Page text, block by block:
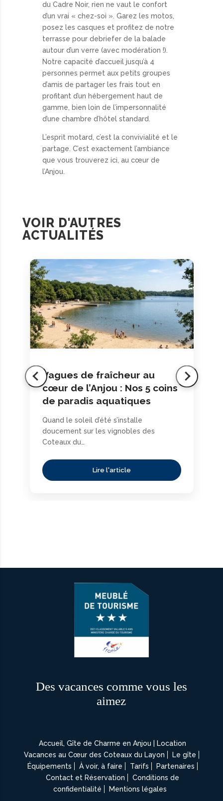
du Cadre Noir, rien ne vaut le confort
d’un vrai « chez-soi ». Garez les motos,
posez les casques et profitez de notre
terrasse pour debriefer de la balade
autour d’un verre (avec modération !).
Notre capacité d’accueil jusqu’à 4
personnes permet aux petits groupes
d’amis de partager les frais tout en
profitant d’un hébergement haut de
gamme, bien loin de l’impersonnalité
d’une chambre d’hôtel standard.
L’esprit motard, c’est la convivialité et le
partage. C’est exactement l’ambiance
que vous trouverez ici, au cœur de
l’Anjou.
VOIR D'AUTRES
ACTUALITÉS
Vagues de fraîcheur au
cœur de l’Anjou : Nos 5 coins
de paradis aquatiques
Quand le soleil d’été s’installe
doucement sur les vignobles des
Coteaux du…
Lire l'article
Des vacances comme vous les
aimez
Accueil, Gîte de Charme en Anjou | Location
Vacances au Cœur des Coteaux du Layon
Le gîte
Équipements
À voir, à faire Tarifs
Partenaires
Contact et Réservation
Conditions de
confidentialité
Mentions légales